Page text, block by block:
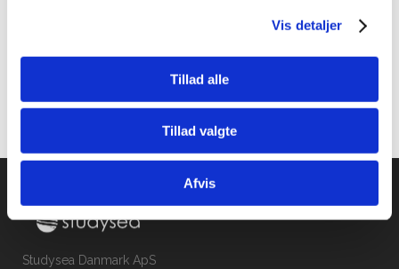
Vis detaljer
Tillad alle
Tillad valgte
Afvis
Studysea Danmark ApS